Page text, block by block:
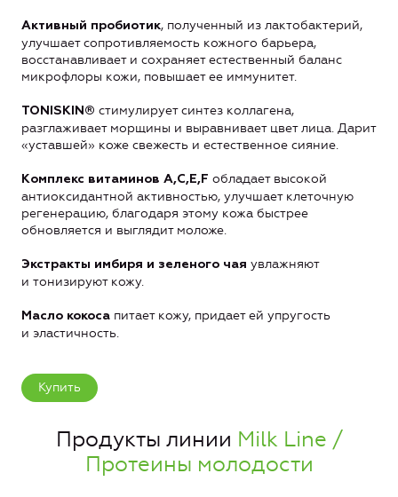
Активный пробиотик, полученный из лактобактерий,
улучшает сопротивляемость кожного барьера,
восстанавливает и сохраняет естественный баланс
микрофлоры кожи, повышает ее иммунитет.
TONISKIN® стимулирует синтез коллагена,
разглаживает морщины и выравнивает цвет лица. Дарит
«уставшей» коже свежесть и естественное сияние.
Комплекс витаминов A,C,E,F обладает высокой
антиоксидантной активностью, улучшает клеточную
регенерацию, благодаря этому кожа быстрее
обновляется и выглядит моложе.
Экстракты имбиря и зеленого чая увлажняют
и тонизируют кожу.
Масло кокоса питает кожу, придает ей упругость
и эластичность.
Купить
Продукты линии Milk Line /
Протеины молодости